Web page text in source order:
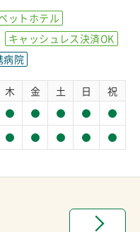
ットホテル
キャッシュレス決済OK
病院
木 金 土 日 祝